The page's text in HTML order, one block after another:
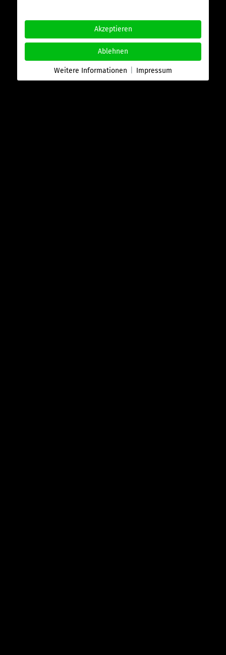
Akzeptieren
Ablehnen
Weitere Informationen Impressum